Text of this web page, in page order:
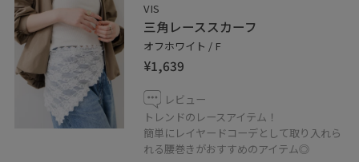
VIS
三角レーススカーフ
オフホワイト / F
¥1,639
レビュー
トレンドのレースアイテム！
簡単にレイヤードコーデとして取り入れら
れる腰巻きがおすすめのアイテム◎